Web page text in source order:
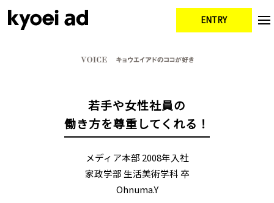
+キョウエイアドの約束
+みんな最初は新卒だった
ENTRY
若手や女性社員の
働き方を尊重してくれる！
メディア本部 2008年入社
家政学部 生活美術学科 卒
Ohnuma.Y